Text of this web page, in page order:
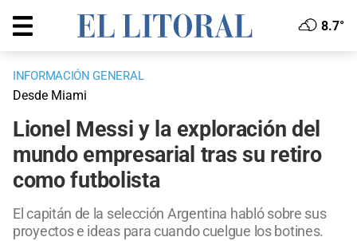
8.7°
INFORMACIÓN GENERAL
Desde Miami
Lionel Messi y la exploración del
mundo empresarial tras su retiro
como futbolista
El capitán de la selección Argentina habló sobre sus
proyectos e ideas para cuando cuelgue los botines.